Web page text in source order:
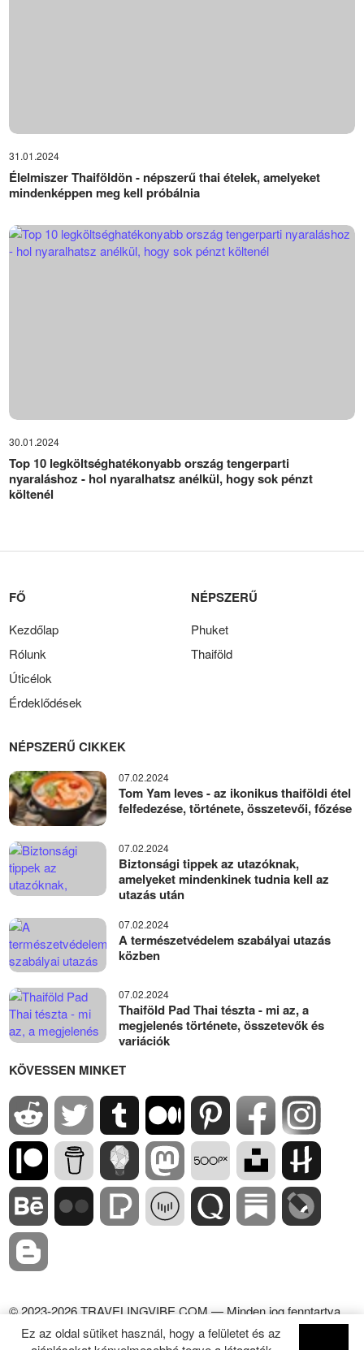
31.01.2024
Élelmiszer Thaiföldön - népszerű thai ételek, amelyeket
mindenképpen meg kell próbálnia
30.01.2024
Top 10 legköltséghatékonyabb ország tengerparti
nyaraláshoz - hol nyaralhatsz anélkül, hogy sok pénzt
költenél
FŐ
Kezdőlap
Rólunk
Úticélok
Érdeklődések
NÉPSZERŰ
Phuket
Thaiföld
NÉPSZERŰ CIKKEK
07.02.2024
Tom Yam leves - az ikonikus thaiföldi étel
felfedezése, története, összetevői, főzése
07.02.2024
Biztonsági tippek az utazóknak,
amelyeket mindenkinek tudnia kell az
utazás után
07.02.2024
A természetvédelem szabályai utazás
közben
07.02.2024
Thaiföld Pad Thai tészta - mi az, a
megjelenés története, összetevők és
variációk
KÖVESSEN MINKET
© 2023-2026 TRAVELINGVIBE.COM — Minden jog fenntartva.
Az oldal tartalmának használata csak az oldalra mutató aktív
dofollow linkkel lehetséges.
Ez az oldal sütiket használ, hogy a felületet és az